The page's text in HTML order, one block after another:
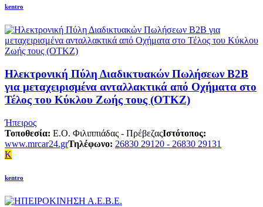
kentro
Ηλεκτρονική Πύλη Διαδικτυακών Πωλήσεων Β2Β
για μεταχειρισμένα ανταλλακτικά από Οχήματα στο
Τέλος του Κύκλου Ζωής τους (ΟΤΚΖ)
Ήπειρος
Τοποθεσία: Ε.Ο. Φιλιππιάδας - ΠρέβεζαςΙστότοπος:
www.mrcar24.grΤηλέφωνο: 26830 29120 - 26830 29131
K
kentro